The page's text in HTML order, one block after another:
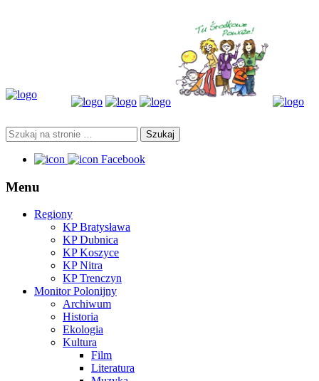
Facebook
Menu
Regiony
KP Bratysława
KP Dubnica
KP Koszyce
KP Nitra
KP Trenczyn
Monitor Polonijny
Archiwum
Historia
Ekologia
Kultura
Film
Literatura